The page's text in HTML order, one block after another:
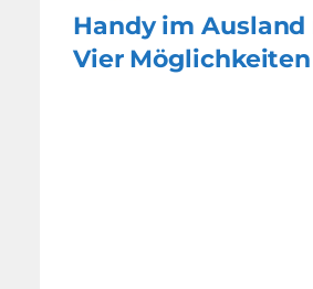
Handy im Ausland
Vier Möglichkeiten